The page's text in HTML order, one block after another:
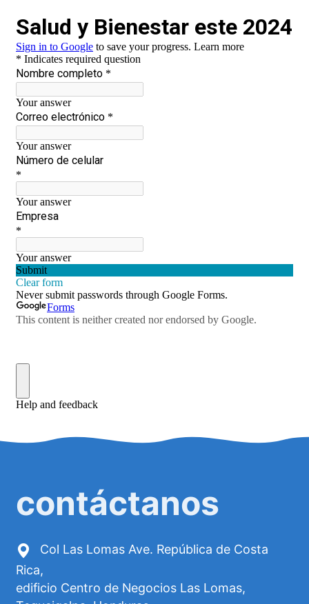
contáctanos
Col Las Lomas Ave. República de Costa
Rica,
edificio Centro de Negocios Las Lomas,